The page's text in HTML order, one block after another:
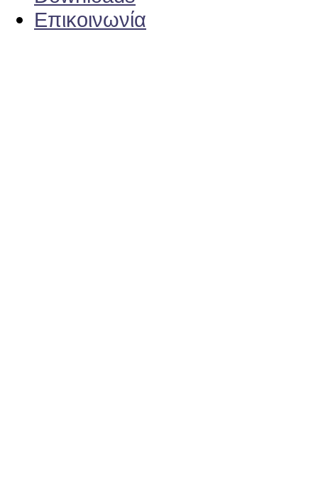
Επικοινωνία